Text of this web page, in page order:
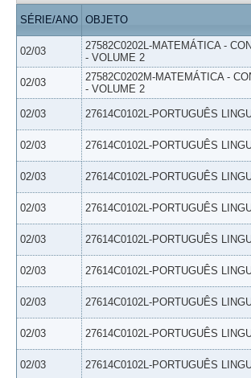
SÉRIE/ANO OBJETO
02/03
27582C0202L-MATEMÁTICA -
- VOLUME 2
02/03
27582C0202M-MATEMÁTICA -
- VOLUME 2
02/03 27614C0102L-PORTUGUÊS
02/03 27614C0102L-PORTUGUÊS
02/03 27614C0102L-PORTUGUÊS
02/03 27614C0102L-PORTUGUÊS
02/03 27614C0102L-PORTUGUÊS
02/03 27614C0102L-PORTUGUÊS
02/03 27614C0102L-PORTUGUÊS
02/03 27614C0102L-PORTUGUÊS
02/03 27614C0102L-PORTUGUÊS